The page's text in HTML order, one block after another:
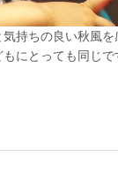
持ちの良い秋風
にとっても同じ